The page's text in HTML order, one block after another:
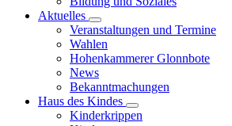
Aktuelles
Veranstaltungen und Termine
Wahlen
Hohenkammerer Glonnbote
News
Bekanntmachungen
Haus des Kindes
Kinderkrippen